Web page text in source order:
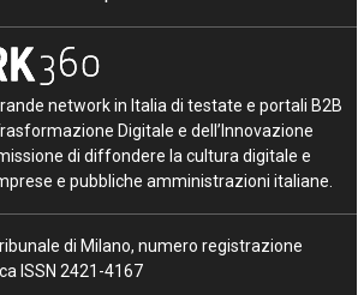
network in Italia di testate e portali B2B
Digitale e dell’Innovazione
di diffondere la cultura digitale e
e pubbliche amministrazioni italiane.
di Milano, numero registrazione
ISSN 2421-4167